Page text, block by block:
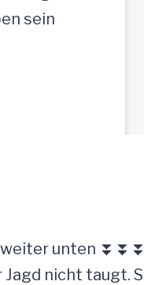
sein
unten
nicht taugt.